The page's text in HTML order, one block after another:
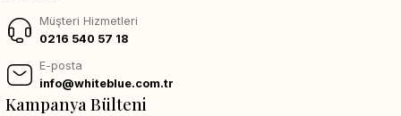
Müşteri Hizmetleri
0216 540 57 18
E-posta
info@whiteblue.com.tr
Kampanya Bülteni